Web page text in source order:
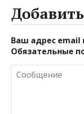
Ваш адрес email
Обязательные